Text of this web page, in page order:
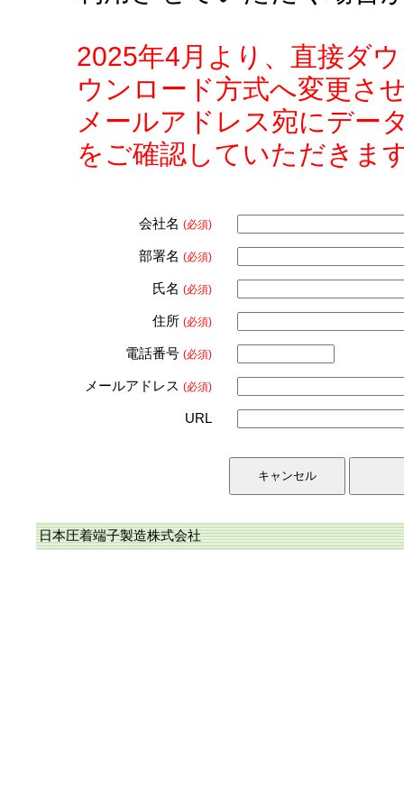
2025年4月より、直接ダ
ウンロード方式へ変更さ
メールアドレス宛にデー
をご確認していただきま
会社名 (必須)
部署名 (必須)
氏名 (必須)
住所 (必須)
電話番号 (必須)
メールアドレス (必須)
URL
日本圧着端子製造株式会社